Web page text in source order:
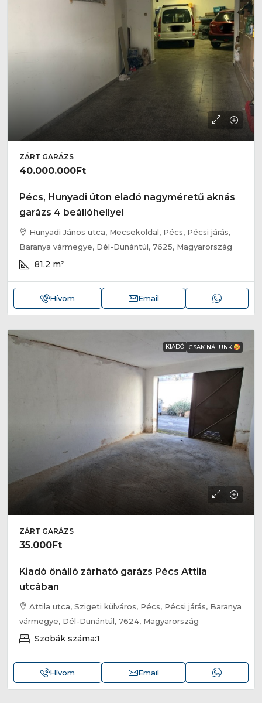
ZÁRT GARÁZS
40.000.000Ft
Pécs, Hunyadi úton eladó nagyméretű aknás
garázs 4 beállóhellyel
Hunyadi János utca, Mecsekoldal, Pécs, Pécsi járás,
Baranya vármegye, Dél-Dunántúl, 7625, Magyarország
81,2 m²
Hívom Email
KIADÓ CSAK NÁLUNK
ZÁRT GARÁZS
35.000Ft
Kiadó önálló zárható garázs Pécs Attila
utcában
Attila utca, Szigeti külváros, Pécs, Pécsi járás, Baranya
vármegye, Dél-Dunántúl, 7624, Magyarország
Szobák száma:1
Hívom Email